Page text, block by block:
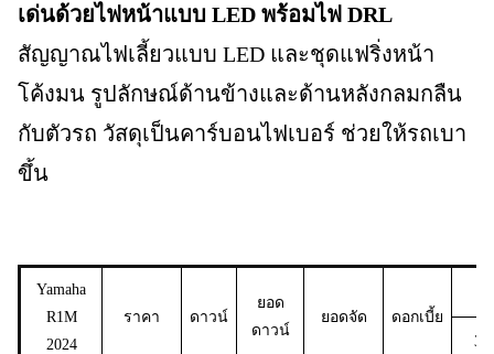
เด่นด้วยไฟหน้าแบบ LED พร้อมไฟ DRL
สัญญาณไฟเลี้ยวแบบ LED และชุดแฟริ่งหน้า
โค้งมน รูปลักษณ์ด้านข้างและด้านหลังกลมกลืน
กับตัวรถ วัสดุเป็นคาร์บอนไฟเบอร์ ช่วยให้รถเบา
ขึ้น
Yamaha
R1M
2024
ราคา ดาวน์
ยอด
ดาวน์
ยอดจัด
ดอกเบี้ย
36